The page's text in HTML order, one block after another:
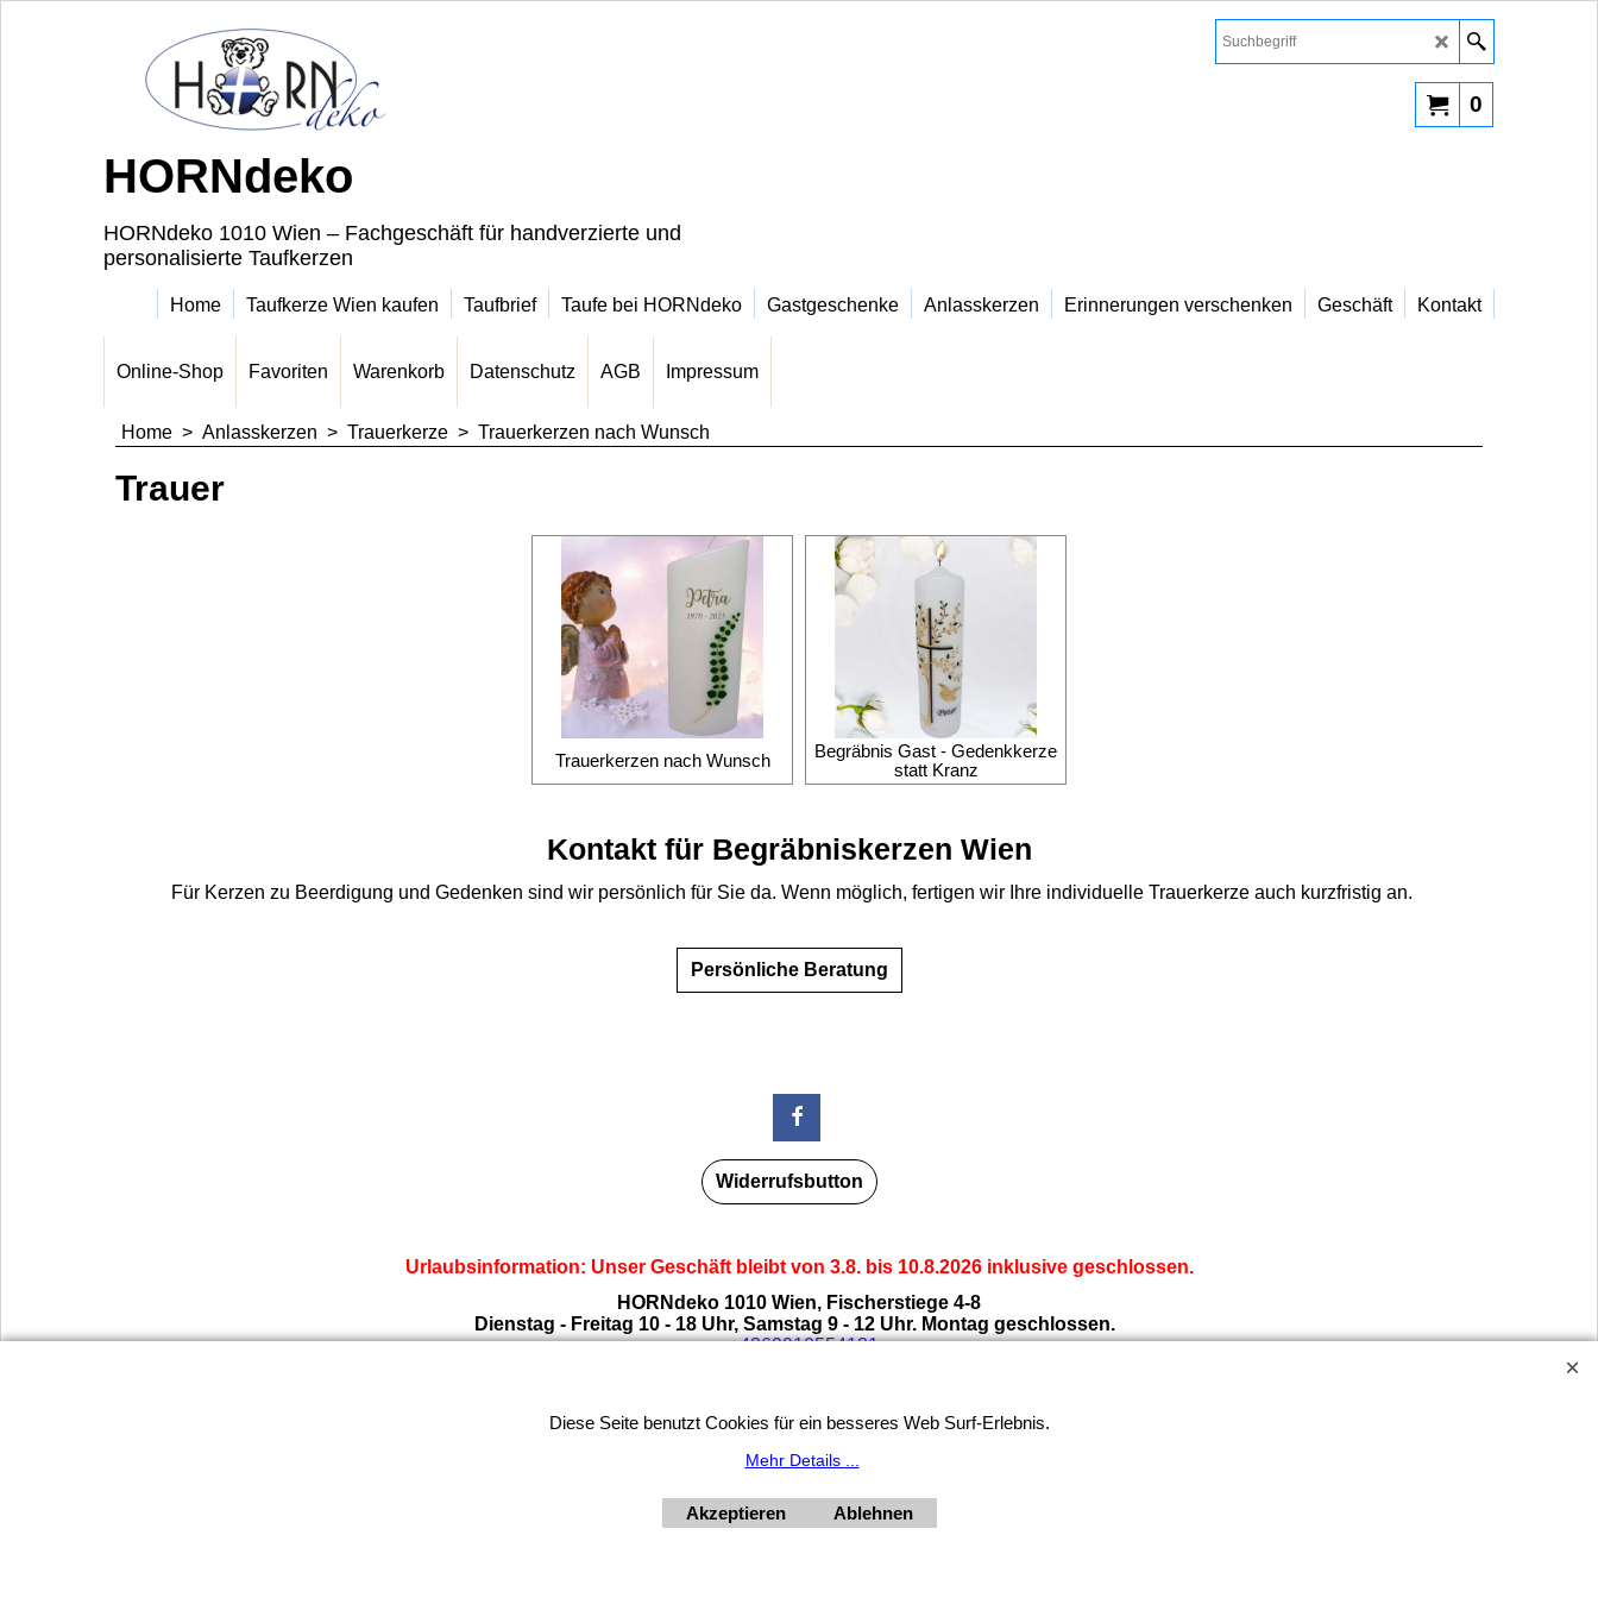
HORNdeko
HORNdeko 1010 Wien – Fachgeschäft für handverzierte und
personalisierte Taufkerzen
0
Home Taufkerze Wien kaufen Taufbrief Taufe bei HORNdeko Gastgeschenke Anlasskerzen Erinnerungen verschenken Geschäft Kontakt
Online-Shop Favoriten Warenkorb Datenschutz AGB Impressum
Home > Anlasskerzen > Trauerkerze > Trauerkerzen nach Wunsch
Trauer
Trauerkerzen nach Wunsch
Begräbnis Gast - Gedenkkerze
statt Kranz
Kontakt für Begräbniskerzen Wien
Für Kerzen zu Beerdigung und Gedenken sind wir persönlich für Sie da. Wenn möglich, fertigen wir Ihre individuelle Trauerkerze auch kurzfristig an.
Persönliche Beratung
Widerrufsbutton
Urlaubsinformation: Unser Geschäft bleibt von 3.8. bis 10.8.2026 inklusive geschlossen.
HORNdeko 1010 Wien, Fischerstiege 4-8
Dienstag - Freitag 10 - 18 Uhr, Samstag 9 - 12 Uhr. Montag geschlossen.
+4369910554131
Diese Seite benutzt Cookies für ein besseres Web Surf-Erlebnis.
Mehr Details ...
Akzeptieren Ablehnen